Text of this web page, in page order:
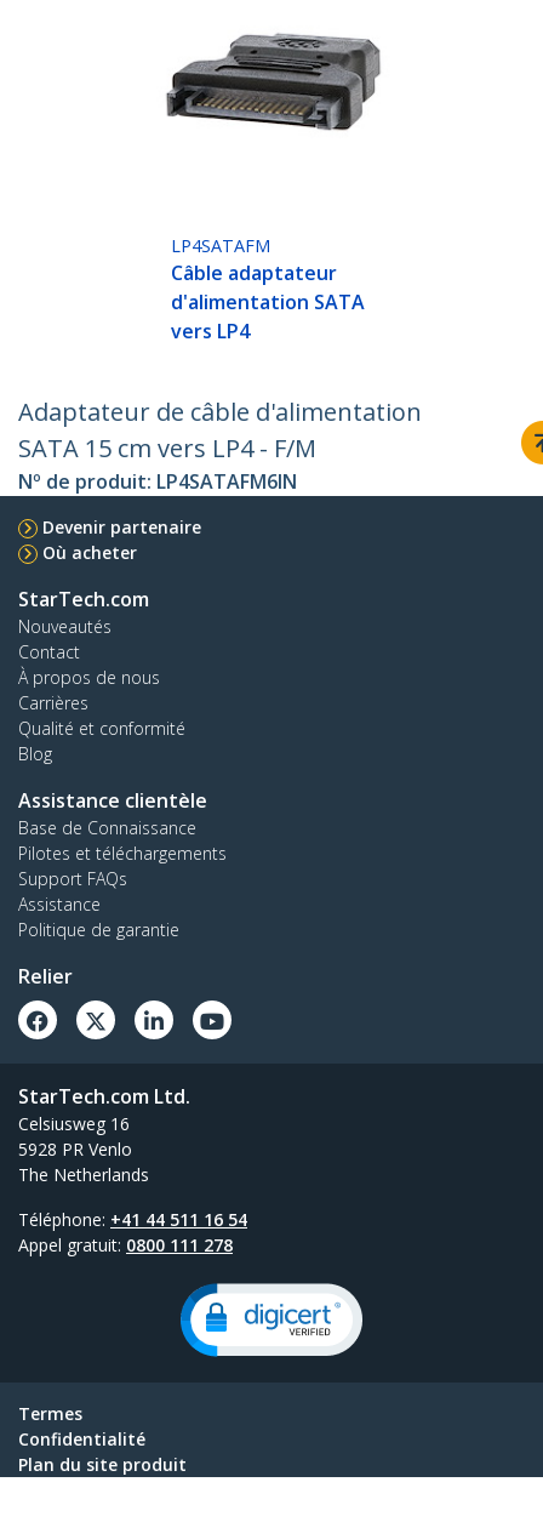
LP4SATAFM
Câble adaptateur
d'alimentation SATA
vers LP4
Adaptateur de câble d'alimentation
SATA 15 cm vers LP4 - F/M
Nº de produit: LP4SATAFM6IN
Devenir partenaire
Où acheter
StarTech.com
Nouveautés
Contact
À propos de nous
Carrières
Qualité et conformité
Blog
Assistance clientèle
Base de Connaissance
Pilotes et téléchargements
Support FAQs
Assistance
Politique de garantie
Relier
StarTech.com Ltd.
Celsiusweg 16
5928 PR Venlo
The Netherlands
Téléphone: +41 44 511 16 54
Appel gratuit: 0800 111 278
Termes
Confidentialité
Plan du site produit